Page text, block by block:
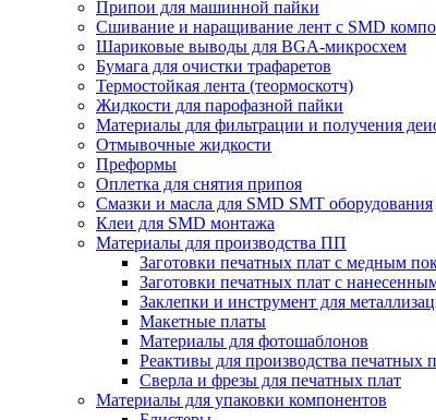
Припои для машинной пайки
Сшивание и наращивание лент с SMD
Шариковые выводы для BGA-микросхем
Бумага для очистки трафаретов
Термостойкая лента (теормоскотч)
Жидкости для парофазной пайки
Материалы для фильтрации и получения
Отмывочные жидкости
Преформы
Оплетка для снятия припоя
Смазки и масла для SMD SMT оборудования
Клеи для SMD монтажа
Материалы для производства ПП
Заготовки печатных плат с медным
Заготовки печатных плат с
Заклепки и инструмент для
Макетные платы
Материалы для фотошаблонов
Реактивы для производства печатных
Сверла и фрезы для печатных плат
Материалы для упаковки компонентов